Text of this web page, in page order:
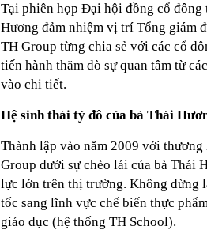
Tại phiên họp Đại hội đồng cổ đông
Hương đảm nhiệm vị trí Tổng giám
TH Group từng chia sẻ với các cổ
tiến hành thăm dò sự quan tâm từ
vào chi tiết.
Hệ sinh thái tỷ đô của bà Thái
Thành lập vào năm 2009 với
Group dưới sự chèo lái của bà Thái
lực lớn trên thị trường. Không dừng
tốc sang lĩnh vực chế biến thực
giáo dục (hệ thống TH School).